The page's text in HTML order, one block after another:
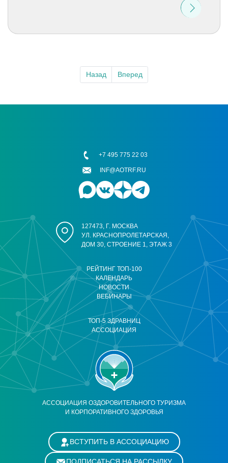
Назад Вперед
АССОЦИАЦИЯ ОЗДОРОВИТЕЛЬНОГО ТУРИЗМА
И КОРПОРАТИВНОГО ЗДОРОВЬЯ
РЕЙТИНГ ТОП-100
КАЛЕНДАРЬ
НОВОСТИ
ВЕБИНАРЫ
ТОП-5 ЗДРАВНИЦ
АССОЦИАЦИЯ
127473, Г. МОСКВА
УЛ. КРАСНОПРОЛЕТАРСКАЯ,
ДОМ 30, СТРОЕНИЕ 1, ЭТАЖ 3
+7 495 775 22 03
INF@AOTRF.RU
ВСТУПИТЬ В АССОЦИАЦИЮ